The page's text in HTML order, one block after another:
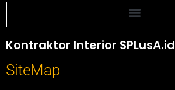
Kontraktor Interior SPLusA.id
SiteMap